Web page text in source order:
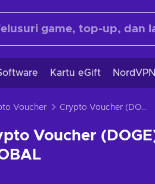
Kartu eGift NordVPN
Voucher Crypto Voucher (DOGE) 190 EUR Key GLOBAL
Voucher